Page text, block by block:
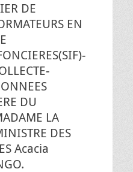
DE
EN
DU
LA
DES
Acacia